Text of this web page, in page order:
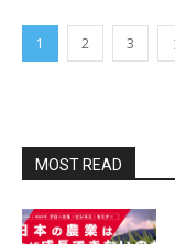
1 2 3
MOST READ